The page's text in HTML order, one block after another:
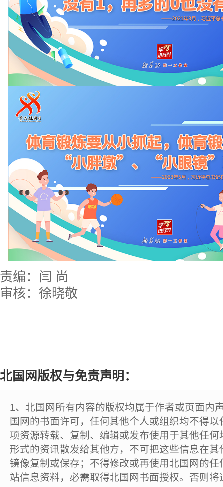
责编：闫 尚
审核：徐晓敬
北国网版权与免责声明：
1、北国网所有内容的版权均属于作者或页面内
国网的书面许可，任何其他个人或组织均不得
项资源转载、复制、编辑或发布使用于其他任
形式的资讯散发给其他方，不可把这些信息在
镜像复制或保存；不得修改或再使用北国网的
站信息资料，必需取得北国网书面授权。否则将